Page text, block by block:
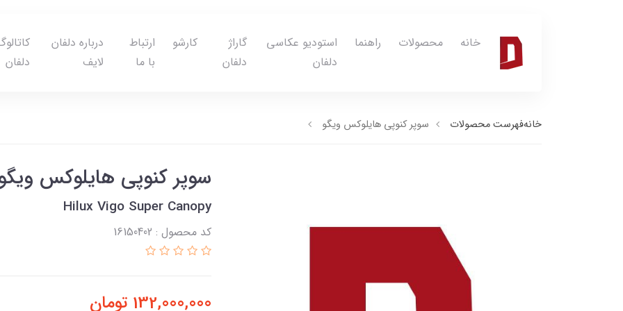
خانه محصولات راهنما
استودیو عکاسی
دلفان
گاراژ
دلفان
کارشو
ارتباط
با ما
درباره دلفان
لایف
دلفان
خانهفهرست محصولات سوپر کنوپی هایلوکس ویگو
سوپر کنوپی هایلوکس
Hilux Vigo Super Canopy
کد محصول : 16150402
132,000,000 تومان